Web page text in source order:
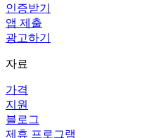
인증받기
앱 제출
광고하기
자료
가격
지원
블로그
제휴 프로그램